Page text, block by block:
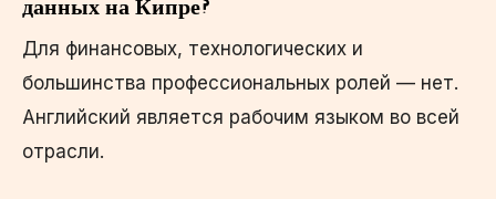
данных на Кипре?
Для финансовых, технологических и
большинства профессиональных ролей — нет.
Английский является рабочим языком во всей
отрасли.